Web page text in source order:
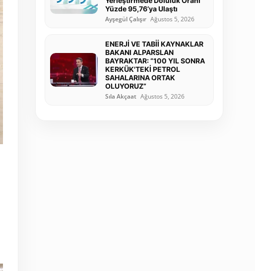
Yüzde 95,76’ya Ulaştı
Ayşegül Çalışır Ağustos 5, 2026
ENERJİ VE TABİİ KAYNAKLAR
BAKANI ALPARSLAN
BAYRAKTAR: “100 YIL SONRA
KERKÜK'TEKİ PETROL
SAHALARINA ORTAK
OLUYORUZ”
Sıla Akçaat Ağustos 5, 2026